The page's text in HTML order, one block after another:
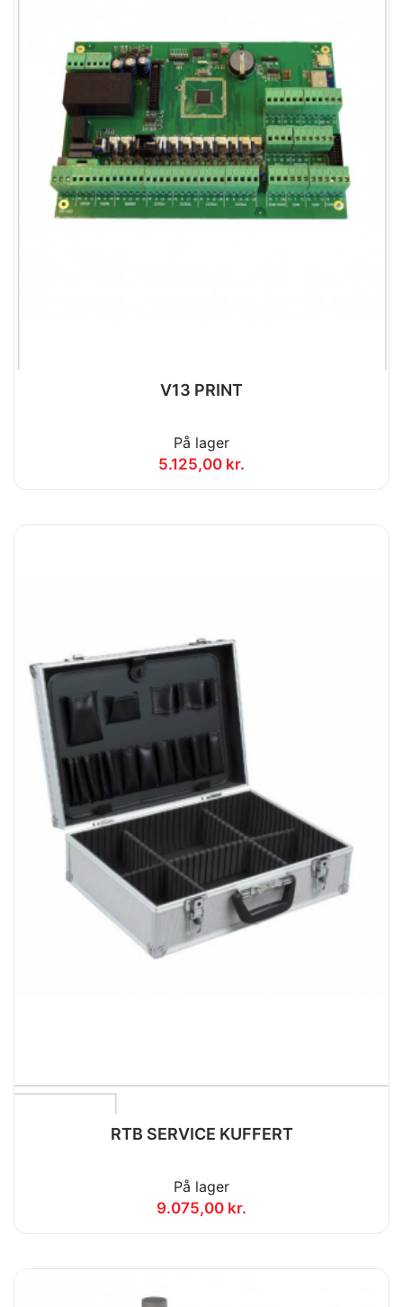
V13 PRINT
På lager
5.125,00 kr.
RTB SERVICE KUFFERT
På lager
9.075,00 kr.